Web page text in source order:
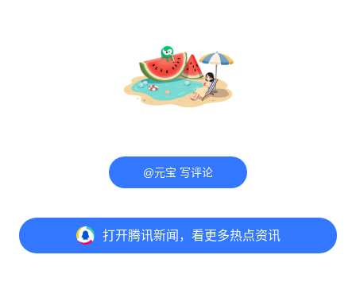
打开腾讯新闻，看更多热点资讯
@元宝 写评论